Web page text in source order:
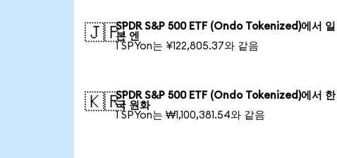
🇯🇵SPDR S&P 500 ETF (Ondo Tokenized)에서 일
본 엔
1 SPYon는 ¥122,805.37와 같음
🇰🇷SPDR S&P 500 ETF (Ondo Tokenized)에서 한
국 원화
1 SPYon는 ₩1,100,381.54와 같음